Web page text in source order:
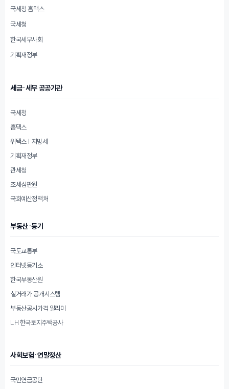
국세청 홈택스
국세청
한국세무사회
기획재정부
세금·세무 공공기관
국세청
홈택스
위택스 | 지방세
기획재정부
관세청
조세심판원
국회예산정책처
부동산·등기
국토교통부
인터넷등기소
한국부동산원
실거래가 공개시스템
부동산공시가격 알리미
LH 한국토지주택공사
사회보험·연말정산
국민연금공단